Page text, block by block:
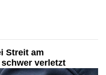
Streit am
verletzt